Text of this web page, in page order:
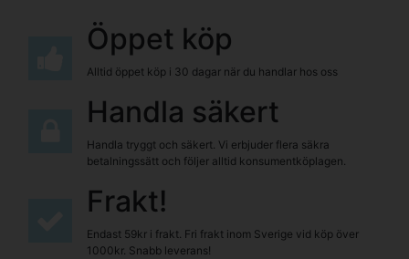
Öppet köp
Alltid öppet köp i 30 dagar när du handlar hos oss
Handla säkert
Handla tryggt och säkert. Vi erbjuder flera säkra
betalningssätt och följer alltid konsumentköplagen.
Frakt!
Endast 59kr i frakt. Fri frakt inom Sverige vid köp över
1000kr. Snabb leverans!